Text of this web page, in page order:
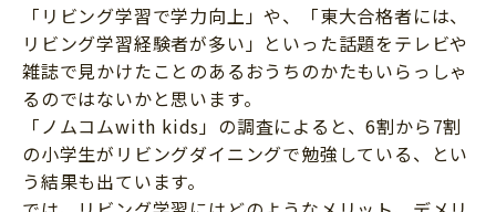
自由研究・工作
読書感想文
本・読書
運動・あそび・ゲーム
英語
親子でいっしょに
人間関係
おでかけ
家族
料理
「リビング学習で学力向上」や、「東大合格者には、
リビング学習経験者が多い」といった話題をテレビや
雑誌で見かけたことのあるおうちのかたもいらっしゃ
るのではないかと思います。
「ノムコムwith kids」の調査によると、6割から7割
の小学生がリビングダイニングで勉強している、とい
う結果も出ています。